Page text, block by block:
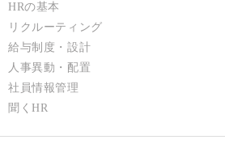
HRの基本
リクルーティング
給与制度・設計
人事異動・配置
社員情報管理
聞くHR